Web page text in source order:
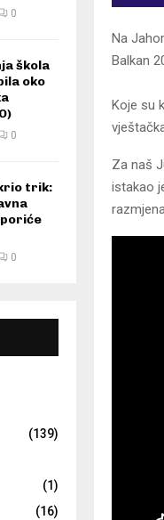
Na
Balkan
Koje su
Za naš
istakao
0
škola
oko
0
trik:
0
(139)
(1)
(16)